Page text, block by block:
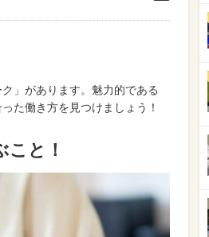
」があります。魅力的である
た働き方を見つけましょう！
と！